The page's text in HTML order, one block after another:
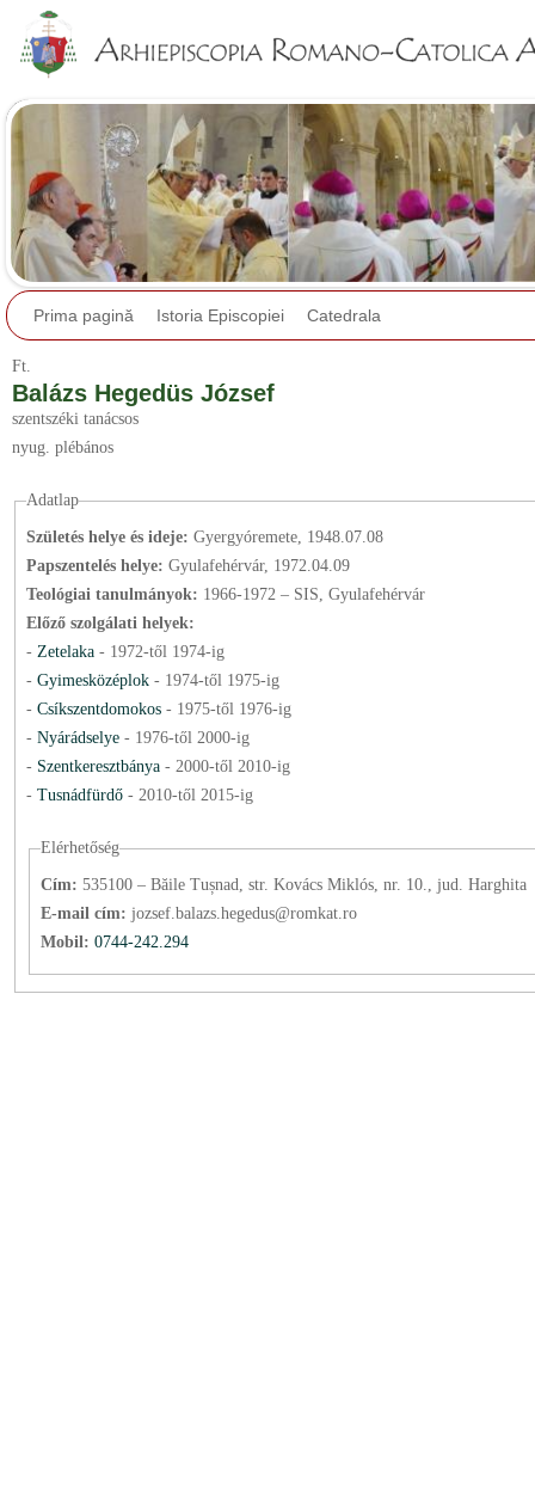
Prima pagină Istoria Episcopiei Catedrala
Ft.
Balázs Hegedüs József
szentszéki tanácsos
nyug. plébános
Adatlap
Születés helye és ideje: Gyergyóremete, 1948.07.08
Papszentelés helye: Gyulafehérvár, 1972.04.09
Teológiai tanulmányok: 1966-1972 – SIS, Gyulafehérvár
Előző szolgálati helyek:
- Zetelaka - 1972-től 1974-ig
- Gyimesközéplok- 1974-től 1975-ig
- Csíkszentdomokos - 1975-től 1976-ig
- Nyárádselye - 1976-től 2000-ig
- Szentkeresztbánya - 2000-től 2010-ig
- Tusnádfürdő- 2010-től 2015-ig
Elérhetőség
Cím: 535100 – Băile Tușnad, str. Kovács Miklós, nr. 10., jud. Harghita
E-mail cím: jozsef.balazs.hegedus@romkat.ro
Mobil: 0744-242.294